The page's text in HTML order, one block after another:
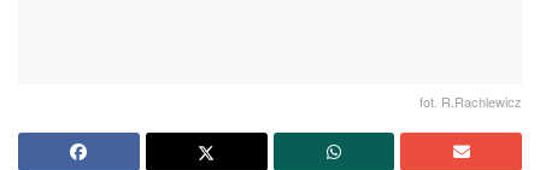
fot. R.Rachlewicz